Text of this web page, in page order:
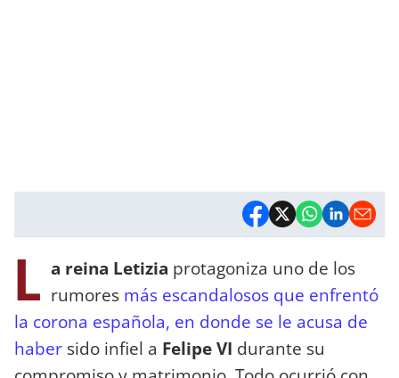
L a reina Letizia protagoniza uno de los
rumores más escandalosos que enfrentó
la corona española, en donde se le acusa de
haber sido infiel a Felipe VI durante su